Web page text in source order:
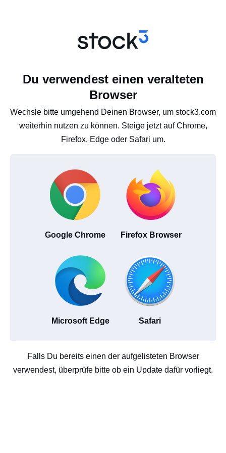
Du verwendest einen veralteten
Browser
Wechsle bitte umgehend Deinen Browser, um stock3.com
weiterhin nutzen zu können. Steige jetzt auf Chrome,
Firefox, Edge oder Safari um.
Google Chrome Firefox Browser
Microsoft Edge Safari
Falls Du bereits einen der aufgelisteten Browser
verwendest, überprüfe bitte ob ein Update dafür vorliegt.